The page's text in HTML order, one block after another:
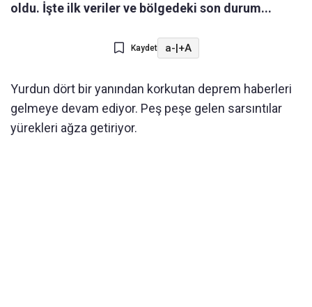
oldu. İşte ilk veriler ve bölgedeki son durum...
Kaydet a-|+A
Yurdun dört bir yanından korkutan deprem haberleri
gelmeye devam ediyor. Peş peşe gelen sarsıntılar
yürekleri ağza getiriyor.